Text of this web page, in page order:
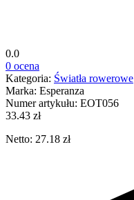
0.0
0 ocena
Kategoria: Światła rowerowe
Marka: Esperanza
Numer artykułu: EOT056
33.43 zł
Netto: 27.18 zł